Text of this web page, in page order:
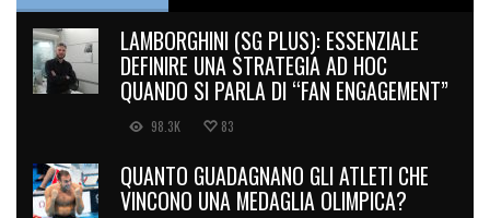
LAMBORGHINI (SG PLUS): ESSENZIALE
DEFINIRE UNA STRATEGIA AD HOC
QUANDO SI PARLA DI “FAN ENGAGEMENT”
98.3K 83
QUANTO GUADAGNANO GLI ATLETI CHE
VINCONO UNA MEDAGLIA OLIMPICA?